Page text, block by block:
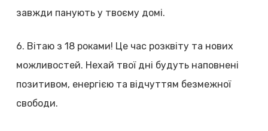
завжди панують у твоєму домі.
6. Вітаю з 18 роками! Це час розквіту та нових
можливостей. Нехай твої дні будуть наповнені
позитивом, енергією та відчуттям безмежної
свободи.